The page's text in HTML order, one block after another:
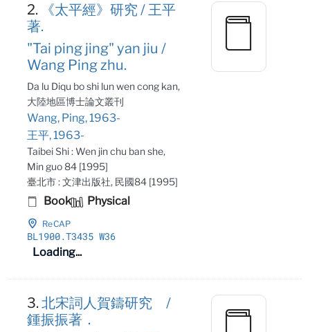
2.
《太平經》研究 / 王平
著.
"Tai ping jing" yan jiu /
Wang Ping zhu.
Da lu Diqu bo shi lun wen cong kan,
大陸地區博士論文叢刊
Wang, Ping, 1963-
王平, 1963-
Taibei Shi : Wen jin chu ban she,
Min guo 84 [1995]
臺北市 : 文津出版社, 民國84 [1995]
Book Physical
ReCAP
BL1900.T3435 W36
Loading...
3.北宋詞人賀鑄研究 /
鍾振振著．